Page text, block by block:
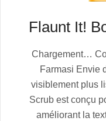
Flaunt It!
08-
Chargement…
Farmasi Envie
visiblement plus
Scrub est conçu
améliorant la